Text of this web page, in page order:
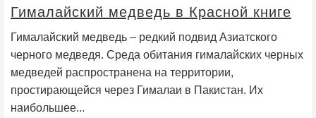
Гималайский медведь в Красной книге
Гималайский медведь – редкий подвид Азиатского
черного медведя. Среда обитания гималайских черных
медведей распространена на территории,
простирающейся через Гималаи в Пакистан. Их
наибольшее...